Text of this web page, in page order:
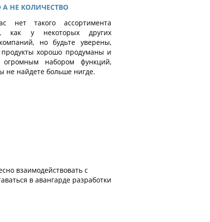
A НЕ КОЛИЧЕСТВО
нет такого ассортимента
как у некоторых других
но будьте уверены,
хорошо продуманы и
огромным набором функций,
не найдете больше нигде.
взаимодействовать с
в авангарде разработки